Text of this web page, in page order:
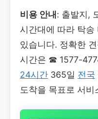
비용 안내 : 출발지,
시간대에 따라 탁송
있습니다. 정확한
시간은 ☎ 1577-
24시간 365일 전국
도착을 목표로 서